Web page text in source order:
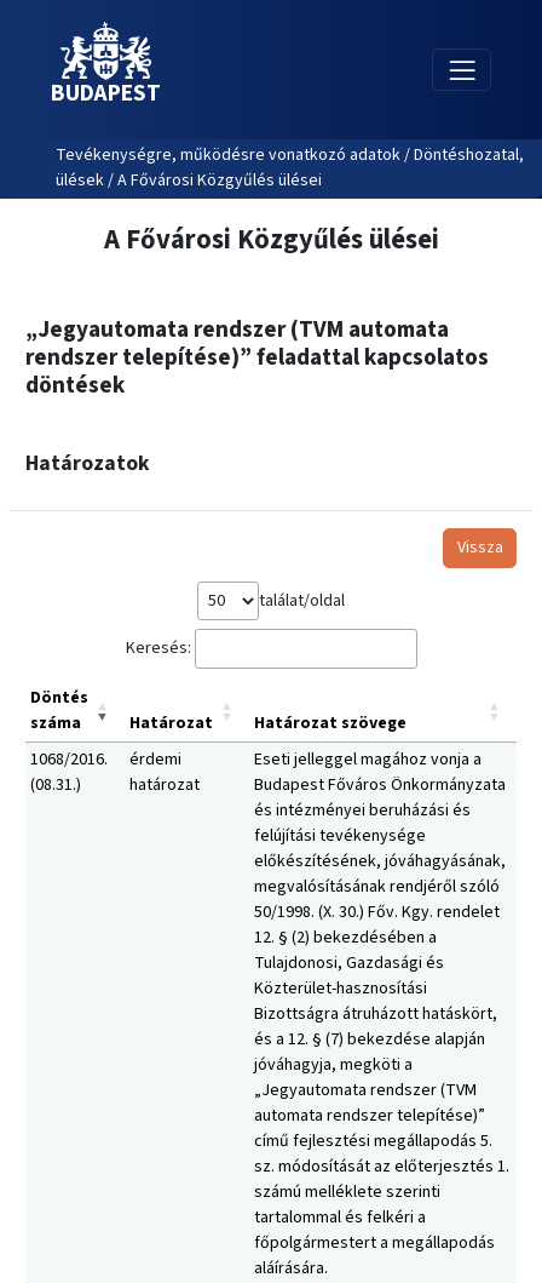
BUDAPEST
Tevékenységre, működésre vonatkozó adatok / Döntéshozatal,
ülések / A Fővárosi Közgyűlés ülései
A Fővárosi Közgyűlés ülései
„Jegyautomata rendszer (TVM automata
rendszer telepítése)” feladattal kapcsolatos
döntések
Határozatok
Vissza
találat/oldal
Keresés:
Döntés
száma
Határozat
Határozat szövege
1068/2016.
(08.31.)
érdemi
határozat
Eseti jelleggel magához vonja a
Budapest Főváros Önkormányzata
és intézményei beruházási és
felújítási tevékenysége
előkészítésének, jóváhagyásának,
megvalósításának rendjéről szóló
50/1998. (X. 30.) Főv. Kgy. rendelet
12. § (2) bekezdésében a
Tulajdonosi, Gazdasági és
Közterület-hasznosítási
Bizottságra átruházott hatáskört,
és a 12. § (7) bekezdése alapján
jóváhagyja, megköti a
„Jegyautomata rendszer (TVM
automata rendszer telepítése)”
című fejlesztési megállapodás 5.
sz. módosítását az előterjesztés 1.
számú melléklete szerinti
tartalommal és felkéri a
főpolgármestert a megállapodás
aláírására.